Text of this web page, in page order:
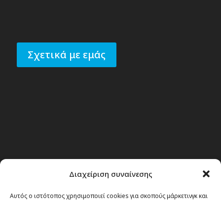
Διαχείριση συναίνεσης
Αυτός ο ιστότοπος χρησιμοποιεί cookies για σκοπούς μάρκετινγκ και
Σχετικά με εμάς